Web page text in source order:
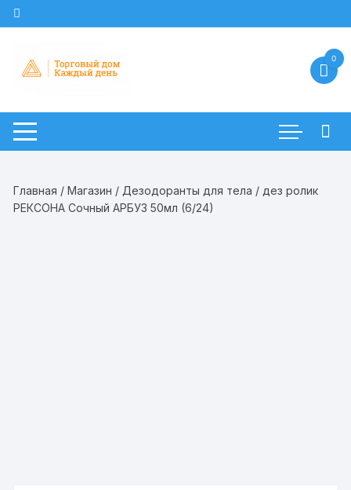
Перейти
к
0
Главная /Магазин / Дезодоранты для тела / дез ролик
РЕКСОНА Сочный АРБУЗ 50мл (6/24)